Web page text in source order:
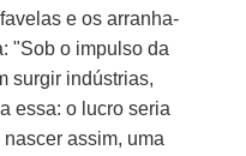
e os arranha-
"Sob o impulso da
surgir indústrias,
essa: o lucro seria
assim, uma